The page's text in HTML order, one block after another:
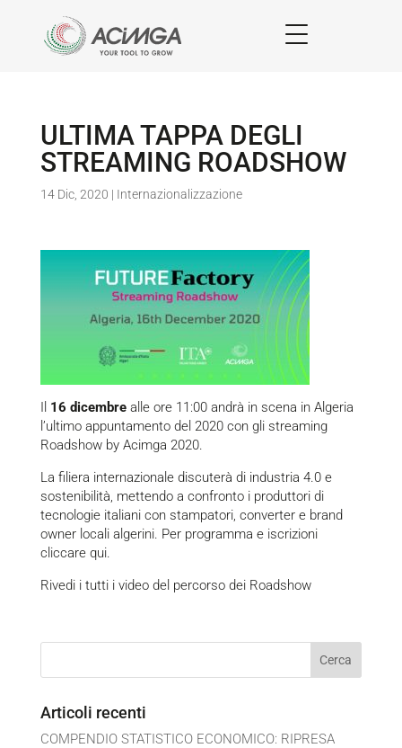
ULTIMA TAPPA DEGLI
STREAMING ROADSHOW
14 Dic, 2020 | Internazionalizzazione
Il 16 dicembrealle ore 11:00 andrà in scena in Algeria
l’ultimo appuntamento del 2020 con gli streaming
Roadshow by Acimga 2020.
La filiera internazionale discuterà di industria 4.0 e
sostenibilità, mettendo a confronto i produttori di
tecnologie italiani con stampatori, converter e brand
owner locali algerini. Per programma e iscrizioni
cliccare qui.
Rivedi i tutti i video del percorso dei Roadshow
Articoli recenti
COMPENDIO STATISTICO ECONOMICO: RIPRESA